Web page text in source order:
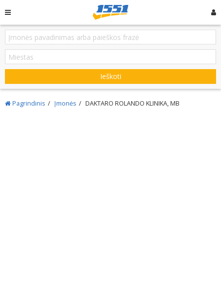
Ieškoti
Pagrindinis Įmonės DAKTARO ROLANDO KLINIKA, MB